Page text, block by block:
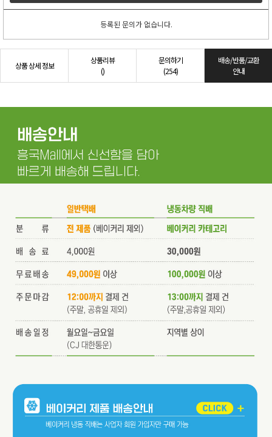
등록된 문의가 없습니다.
상품 상세 정보
상품리뷰
()
문의하기
(254)
배송/반품/교환
안내